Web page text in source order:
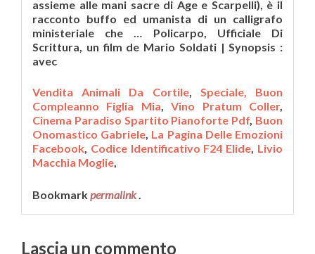
assieme alle mani sacre di Age e Scarpelli), è il
racconto buffo ed umanista di un calligrafo
ministeriale che … Policarpo, Ufficiale Di
Scrittura, un film de Mario Soldati | Synopsis :
avec
Vendita Animali Da Cortile, Speciale, Buon
Compleanno Figlia Mia,Vino Pratum Coller,
Cinema Paradiso Spartito Pianoforte Pdf, Buon
Onomastico Gabriele, La Pagina Delle Emozioni
Facebook, Codice Identificativo F24 Elide, Livio
Macchia Moglie,
Bookmarkpermalink.
Lascia un commento